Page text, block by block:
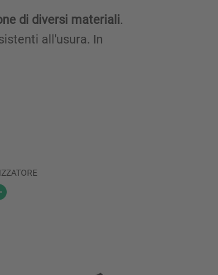
di diversi materiali.
all'usura. In